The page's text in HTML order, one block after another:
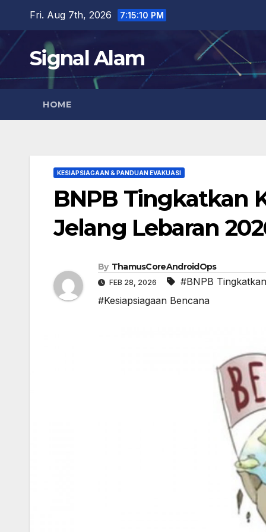
content
Fri. Aug 7th, 2026 7:15:11 PM
Signal Alam
HOME
KESIAPSIAGAAN & PANDUAN EVAKUASI
BNPB Tingkatkan
Jelang Lebaran
By ThamusCoreAndroidOps
FEB 28, 2026 #BNPB Tingkatkan
#Kesiapsiagaan Bencana